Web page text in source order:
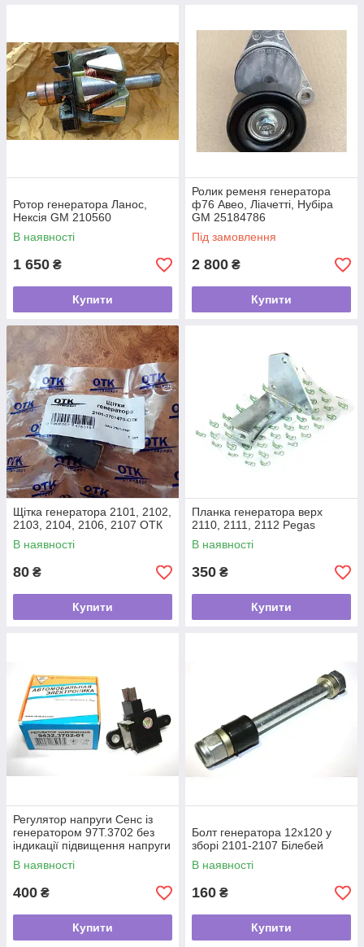
Ротор генератора Ланос,
Нексія GM 210560
В наявності
1 650 ₴
Купити
Ролик ременя генератора
ф76 Авео, Ліачетті, Нубіра
GM 25184786
Під замовлення
2 800 ₴
Купити
Щітка генератора 2101, 2102,
2103, 2104, 2106, 2107 ОТК
В наявності
80 ₴
Купити
Планка генератора верх
2110, 2111, 2112 Pegas
В наявності
350 ₴
Купити
Регулятор напруги Сенс із
генератором 97Т.3702 без
індикації підвищення напруги
ВТН
В наявності
400 ₴
Купити
Болт генератора 12х120 у
зборі 2101-2107 Білебей
В наявності
160 ₴
Купити